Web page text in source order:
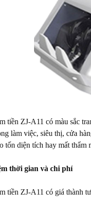
tiền ZJ-A11 có màu sắc
làm việc, siêu thị, cửa
tốn diện tích hay mất thẩm
thời gian và chi phí
tiền ZJ-A11 có giá thành